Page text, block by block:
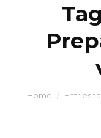
You are here:
Home Entries